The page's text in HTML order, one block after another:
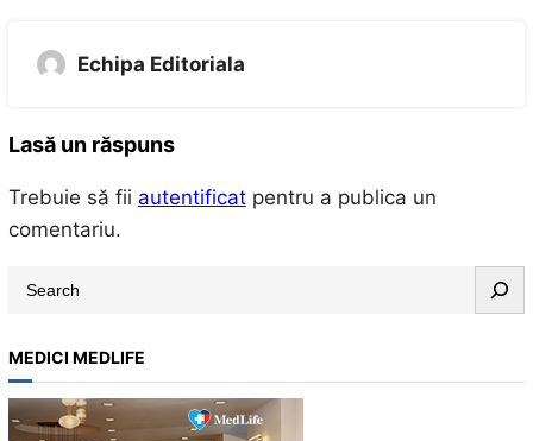
Echipa Editoriala
Lasă un răspuns
Trebuie să fii autentificatpentru a publica un
comentariu.
r
c
MEDICI MEDLIFE